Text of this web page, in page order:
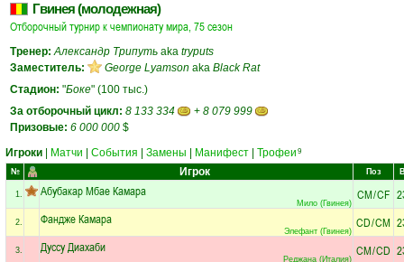
Гвинея (молодежная)
Отборочный турнир к чемпионату мира, 75 сезон
Тренер: Александр Трипуть aka tryputs
Заместитель:
George Lyamson aka Black Rat
Стадион: "Боке" (100 тыс.)
За отборочный цикл: 8 133 334 + 8 079 999
Призовые: 6 000 000 $
Игроки
Матчи События Замены Манифест Трофеи 9
№ Игрок Поз
1. Абубакар Мбае Камара
Мило (Гвинея)
CM/CF
2. Фандже Камара
Элефант (Гвинея)
CD/CM
3. Дуссу Диахаби
Реджана (Италия)
CM/CD